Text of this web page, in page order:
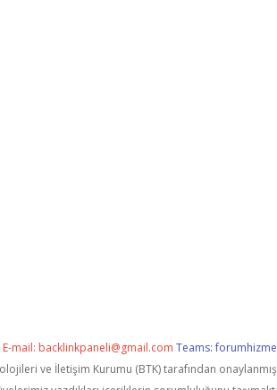
E-mail: backlinkpaneli@gmail.com Teams:
ve İletişim Kurumu (BTK) tarafından